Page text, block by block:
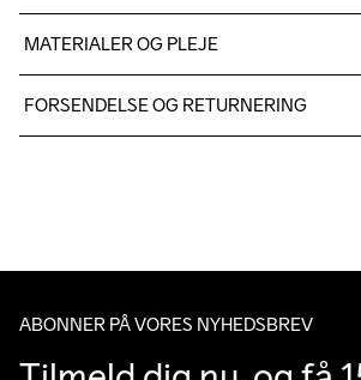
MATERIALER OG PLEJE
FORSENDELSE OG RETURNERING
ABONNER PÅ VORES NYHEDSBREV